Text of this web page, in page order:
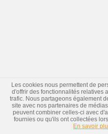
Les cookies nous permettent de
d'offrir des fonctionnalités relatives
trafic. Nous partageons également
site avec nos partenaires de
peuvent combiner celles-ci avec
fournies ou qu'ils ont collectées
En savoir